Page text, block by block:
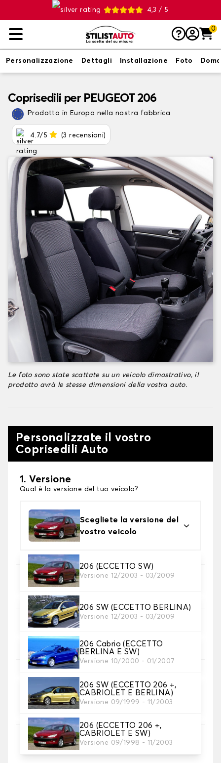
4,3 / 5
0
Personalizzazione Dettagli Installazione Foto
Coprisedili per PEUGEOT 206
Prodotto in Europa nella nostra fabbrica
4.7/5 (3 recensioni)
Le foto sono state scattate su un veicolo dimostrativo, il
prodotto avrà le stesse dimensioni della vostra auto.
Personalizzate il vostro
Coprisedili Auto
1. Versione
Qual è la versione del tuo veicolo?
Scegliete la versione del
vostro veicolo
206 (ECCETTO SW)
Versione 12/2003 - 03/2009
206 SW (ECCETTO BERLINA)
Versione 12/2003 - 03/2009
206 Cabrio (ECCETTO
BERLINA E SW)
Versione 10/2000 - 01/2007
206 SW (ECCETTO 206 +,
CABRIOLET E BERLINA)
Versione 09/1999 - 11/2003
206 (ECCETTO 206 +,
CABRIOLET E SW)
Versione 09/1998 - 11/2003
2. Set di coperture
3. Materiale
Scegliete il materiale per le vostre coperture.
4. Colore
Scegliete il colore dei vostri coprisedili.
5. Ricamo
Personalizza il tappetino con testo e/o icona